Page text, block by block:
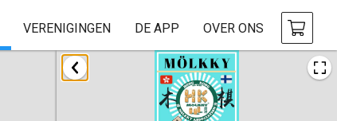
VERENIGINGEN DE APP OVER ONS
januari 2019
New Year's Throw Mölkky